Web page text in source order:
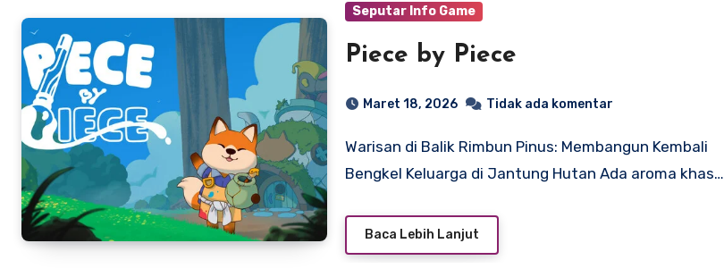
Seputar Info Game
Piece by Piece
Maret 18, 2026 Tidak ada komentar
Warisan di Balik Rimbun Pinus: Membangun Kembali
Bengkel Keluarga di Jantung Hutan Ada aroma khas…
Baca Lebih Lanjut